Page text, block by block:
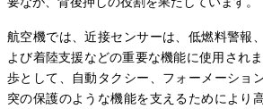
航空機では、近接センサーは、低燃料警報
よび着陸支援などの重要な機能に使用され
歩として、自動タクシー、フォーメーショ
突の保護のような機能を支えるためにより